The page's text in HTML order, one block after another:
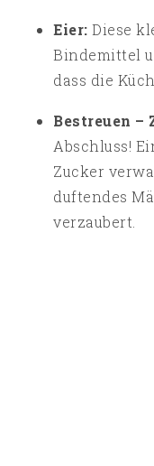
Eier: Diese
Bindemittel
dass die
Bestreuen –
Abschluss!
Zucker
duftendes
verzaubert.